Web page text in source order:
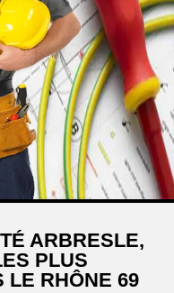
ARBRESLE,
PLUS
LE RHÔNE 69